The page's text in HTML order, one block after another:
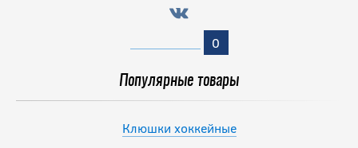
0
Популярные товары
Клюшки хоккейные